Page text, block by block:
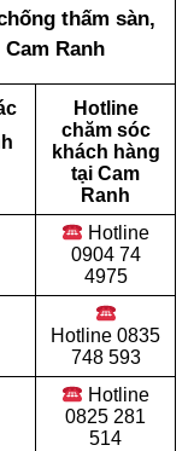
thấm sàn,
Ranh
Hotline
chăm sóc
khách hàng
tại Cam
Ranh
Hotline
0904 74
4975
Hotline 0835
748 593
Hotline
0825 281
514